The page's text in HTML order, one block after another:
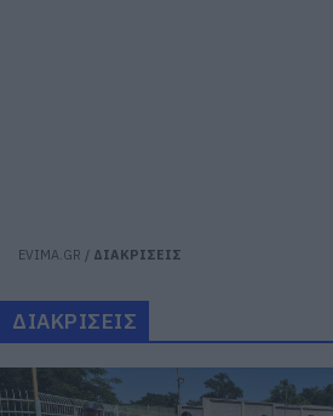
EVIMA.GR / ΔΙΑΚΡΙΣΕΙΣ
ΔΙΑΚΡΙΣΕΙΣ